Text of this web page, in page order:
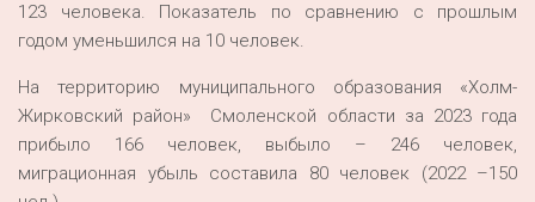
123 человека. Показатель по сравнению с прошлым
годом уменьшился на 10 человек.
На территорию муниципального образования «Холм-
Жирковский район» Смоленской области за 2023 года
прибыло 166 человек, выбыло – 246 человек,
миграционная убыль составила 80 человек (2022 –150